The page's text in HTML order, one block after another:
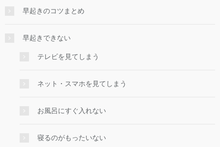
早起きのコツまとめ
早起きできない
テレビを見てしまう
ネット・スマホを見てしまう
お風呂にすぐ入れない
寝るのがもったいない